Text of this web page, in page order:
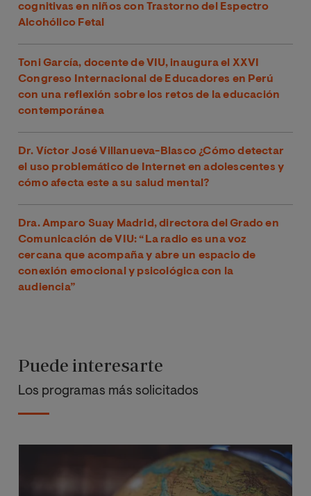
cognitivas en niños con Trastorno del Espectro
Alcohólico Fetal
Toni García, docente de VIU, inaugura el XXVI
Congreso Internacional de Educadores en Perú
con una reflexión sobre los retos de la educación
contemporánea
Dr. Víctor José Villanueva-Blasco ¿Cómo detectar
el uso problemático de Internet en adolescentes y
cómo afecta este a su salud mental?
Dra. Amparo Suay Madrid, directora del Grado en
Comunicación de VIU: “La radio es una voz
cercana que acompaña y abre un espacio de
conexión emocional y psicológica con la
audiencia”
Puede interesarte
Los programas más solicitados